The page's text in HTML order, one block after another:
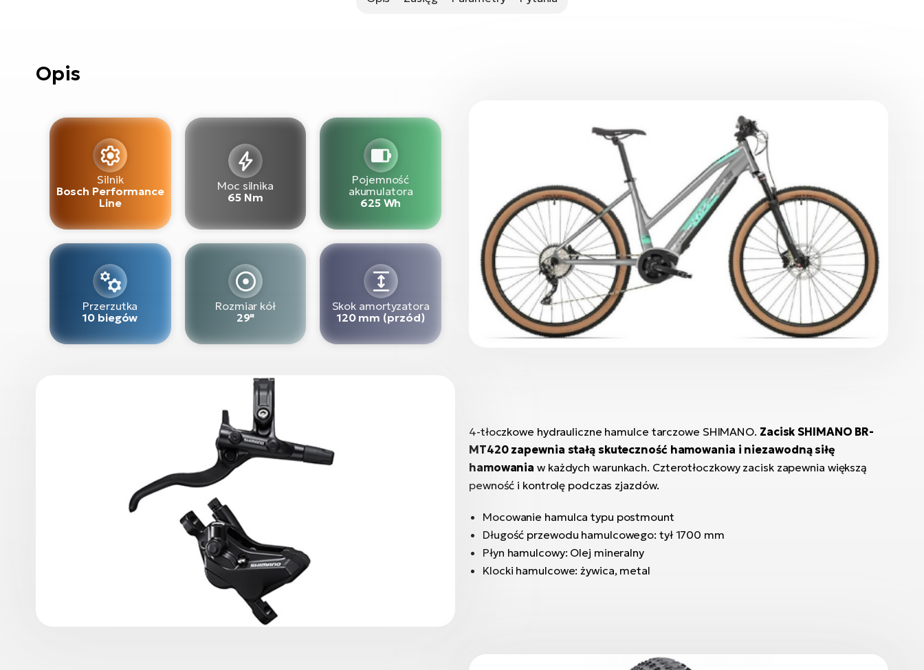
Opis
Silnik
Bosch Performance
Line
Moc silnika
65 Nm
Pojemność
akumulatora
625 Wh
Przerzutka
10 biegów
Rozmiar kół
29"
Skok amortyzatora
120 mm (przód)
4-tłoczkowe hydrauliczne hamulce tarczowe SHIMANO. Zacisk SHIMANO BR-
MT420 zapewnia stałą skuteczność hamowania i niezawodną siłę
hamowaniaw każdych warunkach. Czterotłoczkowy zacisk zapewnia większą
pewność i kontrolę podczas zjazdów.
Mocowanie hamulca typu postmount
Długość przewodu hamulcowego: tył 1700 mm
Płyn hamulcowy: Olej mineralny
Klocki hamulcowe: żywica, metal